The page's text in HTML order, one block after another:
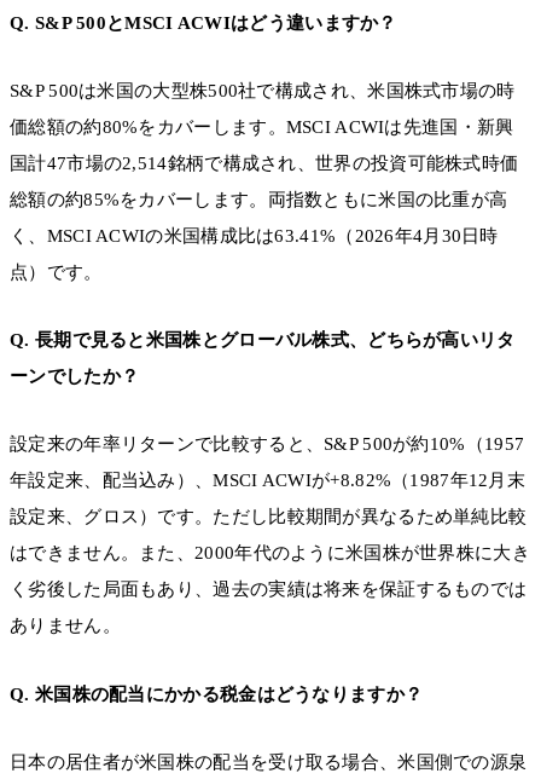
Q. S&P 500とMSCI ACWIはどう違いますか？
S&P 500は米国の大型株500社で構成され、米国株式市場の時
価総額の約80%をカバーします。MSCI ACWIは先進国・新興
国計47市場の2,514銘柄で構成され、世界の投資可能株式時価
総額の約85%をカバーします。両指数ともに米国の比重が高
く、MSCI ACWIの米国構成比は63.41%（2026年4月30日時
点）です。
Q. 長期で見ると米国株とグローバル株式、どちらが高いリタ
ーンでしたか？
設定来の年率リターンで比較すると、S&P 500が約10%（1957
年設定来、配当込み）、MSCI ACWIが+8.82%（1987年12月末
設定来、グロス）です。ただし比較期間が異なるため単純比較
はできません。また、2000年代のように米国株が世界株に大き
く劣後した局面もあり、過去の実績は将来を保証するものでは
ありません。
Q. 米国株の配当にかかる税金はどうなりますか？
日本の居住者が米国株の配当を受け取る場合、米国側での源泉